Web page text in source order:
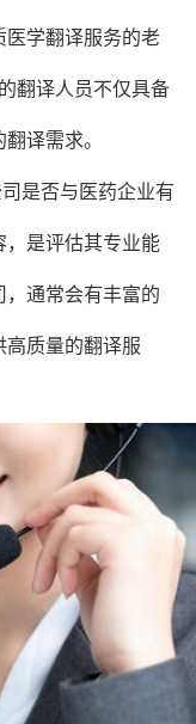
医学翻译服务的老
翻译人员不仅具备
译需求。
是否与医药企业有
，是评估其专业能
，通常会有丰富的
高质量的翻译服